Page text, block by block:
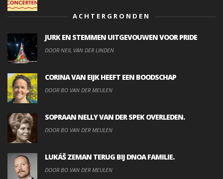
ACHTERGRONDEN
JURK EN STEMMEN UITGEVOUWEN VOOR PRIDE
DOOR NEIL VAN DER LINDEN
CORINA VAN EIJK HEEFT EEN BOODSCHAP
DOOR BO VAN DER MEULEN
SOPRAAN NELLY VAN DER SPEK OVERLEDEN.
DOOR BO VAN DER MEULEN
LUKÁŠ ZEMAN TERUG BIJ DNOA FAMILIE.
DOOR BO VAN DER MEULEN